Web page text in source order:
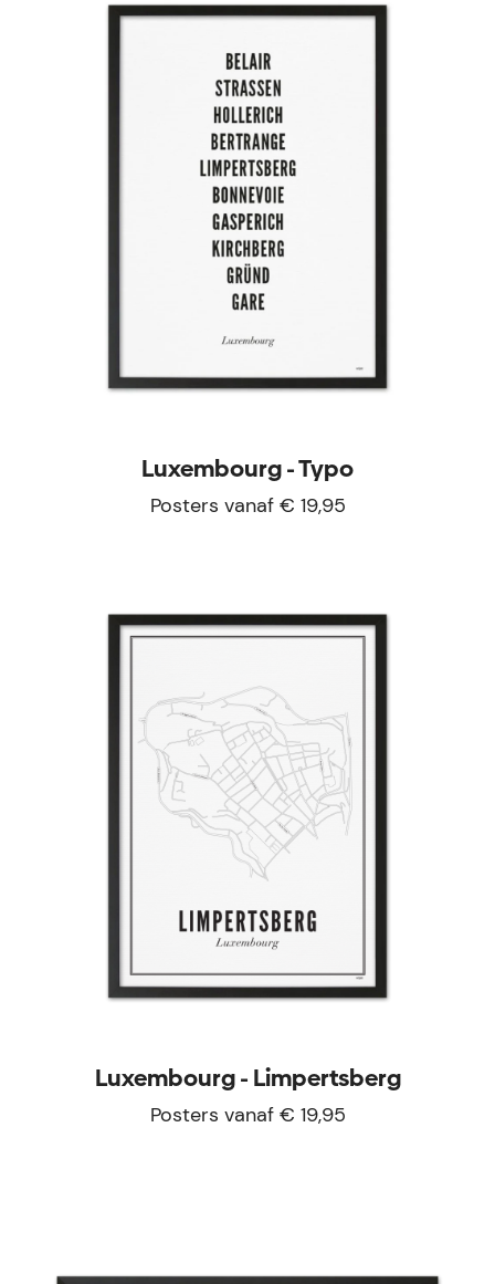
Luxembourg - Typo
Posters vanaf € 19,95
Luxembourg - Limpertsberg
Posters vanaf € 19,95